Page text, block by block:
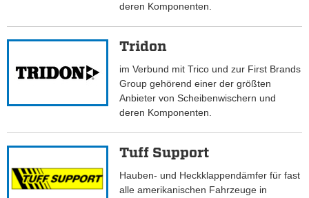
deren Komponenten.
Tridon
im Verbund mit Trico und zur First Brands
Group gehörend einer der größten
Anbieter von Scheibenwischern und
deren Komponenten.
Tuff Support
Hauben- und Heckklappendämfer für fast
alle amerikanischen Fahrzeuge in